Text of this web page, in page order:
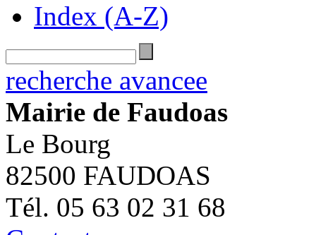
Index (A-Z)
recherche avancee
Mairie de Faudoas
Le Bourg
82500 FAUDOAS
Tél. 05 63 02 31 68